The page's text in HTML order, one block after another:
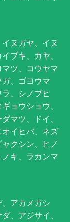
ヌガヤ、イヌ
ブキ、カヤ、
ツ、コウヤマ
、ゴヨウマ
、シノブヒ
ョウショウ、
マツ、ドイ、
イヒバ、ネズ
クシン、ヒノ
キ、ラカンマ
アカメガシ
、アジサイ、